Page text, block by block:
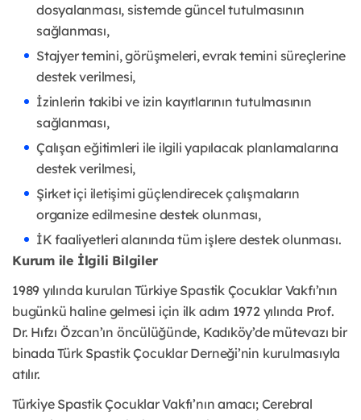
dosyalanması, sistemde güncel tutulmasının
sağlanması,
Stajyer temini, görüşmeleri, evrak temini süreçlerine
destek verilmesi,
İzinlerin takibi ve izin kayıtlarının tutulmasının
sağlanması,
Çalışan eğitimleri ile ilgili yapılacak planlamalarına
destek verilmesi,
Şirket içi iletişimi güçlendirecek çalışmaların
organize edilmesine destek olunması,
İK faaliyetleri alanında tüm işlere destek olunması.
Kurum ile İlgili Bilgiler
1989 yılında kurulan Türkiye Spastik Çocuklar Vakfı’nın
bugünkü haline gelmesi için ilk adım 1972 yılında Prof.
Dr. Hıfzı Özcan’ın öncülüğünde, Kadıköy’de mütevazı bir
binada Türk Spastik Çocuklar Derneği’nin kurulmasıyla
atılır.
Türkiye Spastik Çocuklar Vakfı’nın amacı; Cerebral